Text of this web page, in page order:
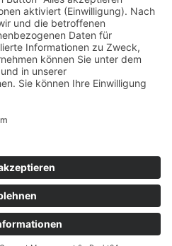
Benz V-Klasse V 300 d Langstreckentest
2024
X Hybrid – 100 km Verbrauch Test
2024
GmbH